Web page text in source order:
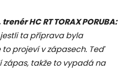
HC RT TORAX PORUBA:
jestli ta příprava byla
to projeví v zápasech. Teď
zápas, takže to vypadá na